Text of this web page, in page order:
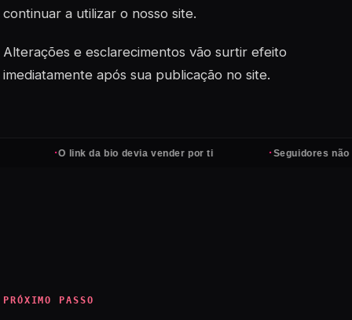
continuar a utilizar o nosso site.
Alterações e esclarecimentos vão surtir efeito
imediatamente após sua publicação no site.
O link da bio devia vender por ti Seguidores não
PRÓXIMO PASSO